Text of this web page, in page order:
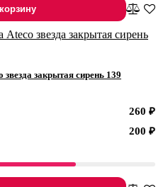
закрытая сирень 139
260 ₽
200 ₽